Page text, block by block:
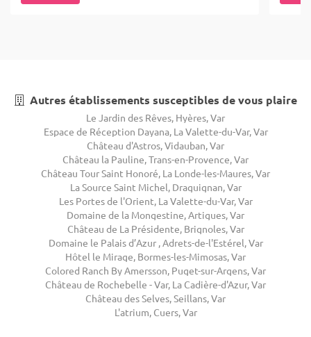
Autres établissements susceptibles de vous plaire
Le Jardin des Rêves, Hyères, Var
Espace de Réception Dayana, La Valette-du-Var, Var
Château d'Astros, Vidauban, Var
Château la Pauline, Trans-en-Provence, Var
Château Tour Saint Honoré, La Londe-les-Maures, Var
La Source Saint Michel, Draguignan, Var
Les Portes de l'Orient, La Valette-du-Var, Var
Domaine de la Mongestine, Artigues, Var
Château de La Présidente, Brignoles, Var
Domaine le Palais d’Azur , Adrets-de-l'Estérel, Var
Hôtel le Mirage, Bormes-les-Mimosas, Var
Colored Ranch By Amersson, Puget-sur-Argens, Var
Château de Rochebelle - Var, La Cadière-d'Azur, Var
Château des Selves, Seillans, Var
L'atrium, Cuers, Var